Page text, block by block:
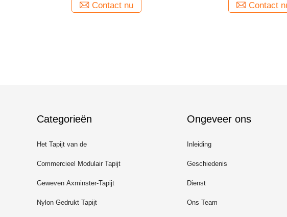
Contact nu Contact
Categorieën
Het Tapijt van de
luxegastvrijheid
Commercieel Modulair Tapijt
Geweven Axminster-Tapijt
Nylon Gedrukt Tapijt
Ongeveer ons
Inleiding
Geschiedenis
Dienst
Ons Team